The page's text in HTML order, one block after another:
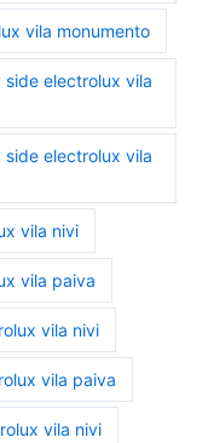
vila monumento
electrolux vila
electrolux vila
vila nivi
vila paiva
vila nivi
vila paiva
vila nivi